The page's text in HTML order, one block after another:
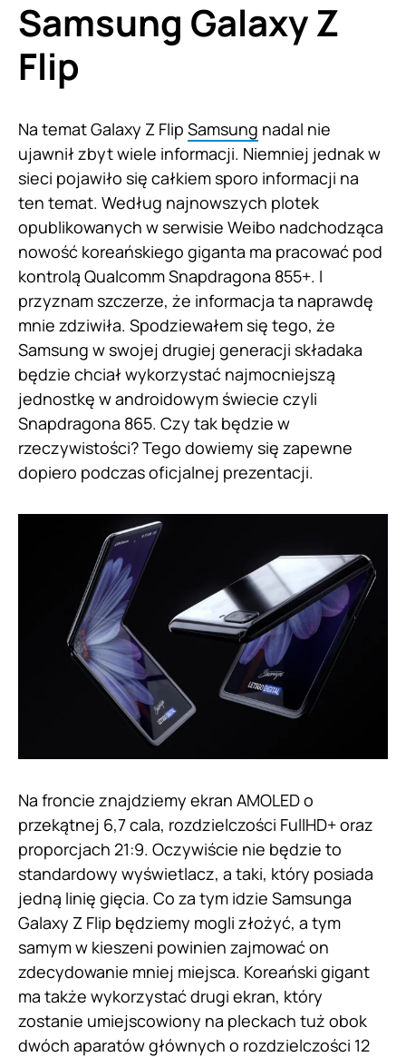
Samsung Galaxy Z
Flip
Na temat Galaxy Z Flip Samsung nadal nie
ujawnił zbyt wiele informacji. Niemniej jednak w
sieci pojawiło się całkiem sporo informacji na
ten temat. Według najnowszych plotek
opublikowanych w serwisie Weibo nadchodząca
nowość koreańskiego giganta ma pracować pod
kontrolą Qualcomm Snapdragona 855+. I
przyznam szczerze, że informacja ta naprawdę
mnie zdziwiła. Spodziewałem się tego, że
Samsung w swojej drugiej generacji składaka
będzie chciał wykorzystać najmocniejszą
jednostkę w androidowym świecie czyli
Snapdragona 865. Czy tak będzie w
rzeczywistości? Tego dowiemy się zapewne
dopiero podczas oficjalnej prezentacji.
Na froncie znajdziemy ekran AMOLED o
przekątnej 6,7 cala, rozdzielczości FullHD+ oraz
proporcjach 21:9. Oczywiście nie będzie to
standardowy wyświetlacz, a taki, który posiada
jedną linię gięcia. Co za tym idzie Samsunga
Galaxy Z Flip będziemy mogli złożyć, a tym
samym w kieszeni powinien zajmować on
zdecydowanie mniej miejsca. Koreański gigant
ma także wykorzystać drugi ekran, który
zostanie umiejscowiony na pleckach tuż obok
dwóch aparatów głównych o rozdzielczości 12